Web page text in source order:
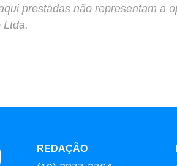
prestadas não representam a
Ltda.
REDAÇÃO